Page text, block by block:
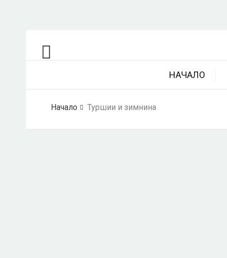
НАЧАЛО
Начало Туршии и зимнина